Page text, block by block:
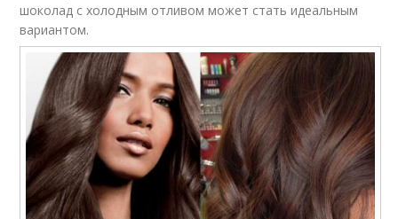
шоколад с холодным отливом может стать идеальным
вариантом.